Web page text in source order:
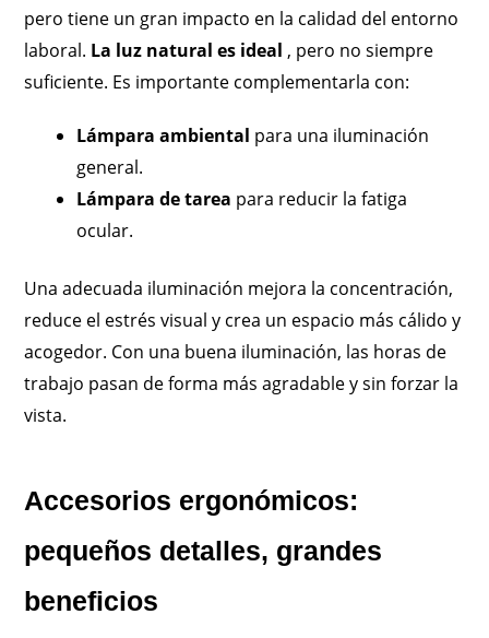
pero tiene un gran impacto en la calidad del entorno
laboral. La luz natural es ideal , pero no siempre
suficiente. Es importante complementarla con:
Lámpara ambiental para una iluminación
general.
Lámpara de tarea para reducir la fatiga
ocular.
Una adecuada iluminación mejora la concentración,
reduce el estrés visual y crea un espacio más cálido y
acogedor. Con una buena iluminación, las horas de
trabajo pasan de forma más agradable y sin forzar la
vista.
Accesorios ergonómicos:
pequeños detalles, grandes
beneficios